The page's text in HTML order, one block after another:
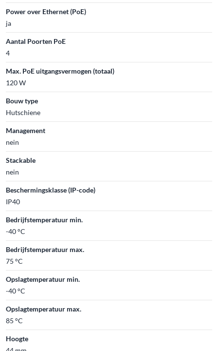
Power over Ethernet (PoE)
ja
Aantal Poorten PoE
4
Max. PoE uitgangsvermogen (totaal)
120 W
Bouw type
Hutschiene
Management
nein
Stackable
nein
Beschermingsklasse (IP-code)
IP40
Bedrijfstemperatuur min.
-40 °C
Bedrijfstemperatuur max.
75 °C
Opslagtemperatuur min.
-40 °C
Opslagtemperatuur max.
85 °C
Hoogte